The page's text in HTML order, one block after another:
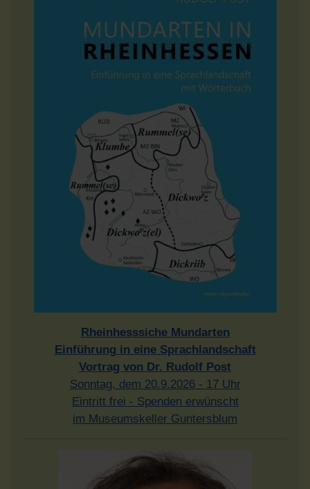
Rheinhesssiche Mundarten
Einführung in eine Sprachlandschaft
Vortrag von Dr. Rudolf Post
Sonntag, dem 20.9.2026 - 17 Uhr
Eintritt frei - Spenden erwünscht
im Museumskeller Guntersblum